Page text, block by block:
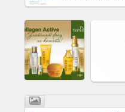
CONTENT
Charts